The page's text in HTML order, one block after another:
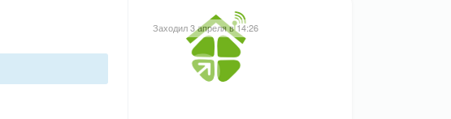
Заходил 3 апреля в 14:26